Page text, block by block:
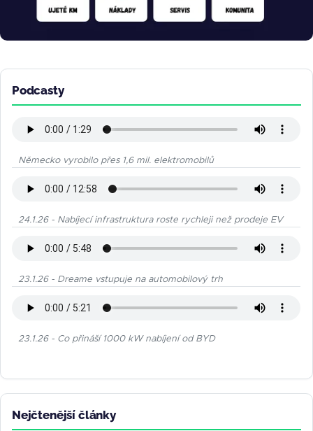
Podcasty
Německo vyrobilo přes 1,6 mil. elektromobilů
24.1.26 - Nabíjecí infrastruktura roste rychleji než prodeje EV
23.1.26 - Dreame vstupuje na automobilový trh
23.1.26 - Co přináší 1000 kW nabíjení od BYD
Nejčtenější články